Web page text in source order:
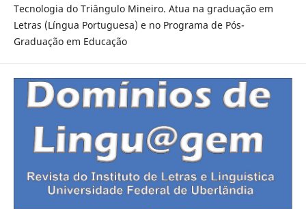
Tecnologia do Triângulo Mineiro. Atua na graduação em
Letras (Língua Portuguesa) e no Programa de Pós-
Graduação em Educação